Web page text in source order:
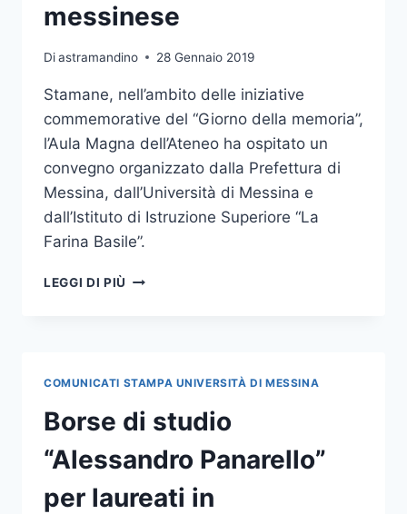
messinese
Diastramandino 28 Gennaio 2019
Stamane, nell’ambito delle iniziative
commemorative del “Giorno della memoria”,
l’Aula Magna dell’Ateneo ha ospitato un
convegno organizzato dalla Prefettura di
Messina, dall’Università di Messina e
dall’Istituto di Istruzione Superiore “La
Farina Basile”.
LEGGI DI PIÙ GIORNO
TESTIMONIANZA
DI
SOMMERGIBILISTA
MESSINESE
COMUNICATI STAMPA UNIVERSITÀ DI MESSINA
Borse di studio
“Alessandro Panarello”
per laureati in